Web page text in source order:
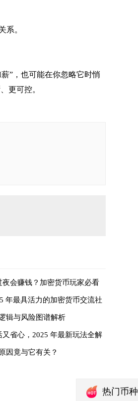
系。
”，也可能在你忽略它时悄
更可控。
会赚钱？加密货币玩家必看
年最具活力的加密货币交流社
辑与风险图谱解析
省心，2025 年最新玩法全解
因竟与它有关？
热门币种